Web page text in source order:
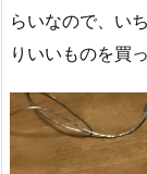
らいなので、い
りいいものを買